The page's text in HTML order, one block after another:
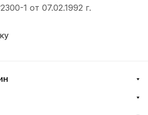
1 от 07.02.1992 г.